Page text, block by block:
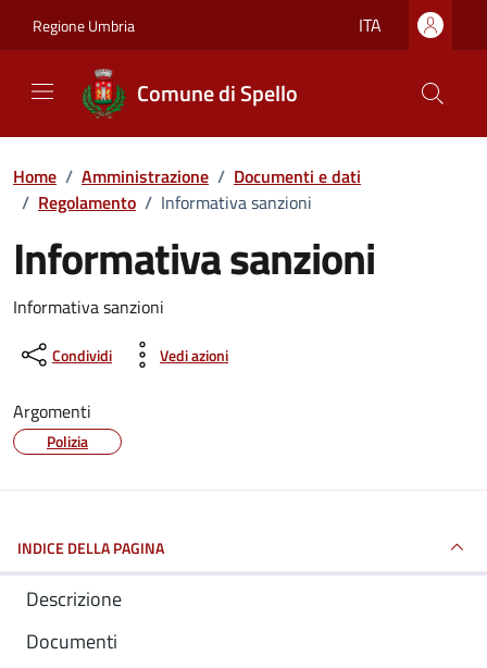
Regione Umbria ITA
Comune di Spello
Home / Amministrazione / Documenti e dati
/ Regolamento / Informativa sanzioni
Informativa sanzioni
Dettagli del documento
Informativa sanzioni
Condividi Vedi azioni
Argomenti
Polizia
INDICE DELLA PAGINA
Descrizione
Documenti